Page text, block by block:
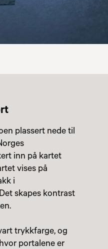
plassert nede til
inn på kartet
vises på
i
skapes kontrast
trykkfarge, og
portalene er